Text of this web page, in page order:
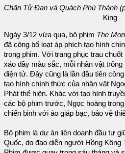
Chân Tử Đan và Quách Phú Thành
King
Ngày 3/12 vừa qua, bộ phim The
đã công bố loạt áp phích tạo hình
trong phim. Với trang phục trau
xảo đầy màu sắc, mỗi nhân vật
điện tử. Đây cũng là lần đầu tiên
tạo hình chính thức của nhân vật
Phát thể hiện. Khác với tạo hình
các bộ phim trước, Ngọc hoàng
chiến binh với áo giáp bạc, bảo vệ
Bộ phim là dự án liên doanh đầu tư
Quốc, do đạo diễn người Hồng Kông